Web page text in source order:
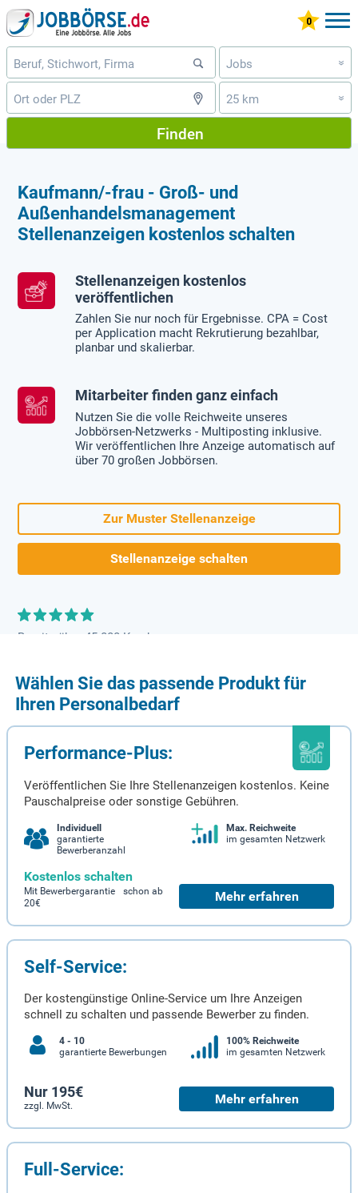
Jobs »
25 km »
Finden
Kaufmann/-frau - Groß- und
Außenhandelsmanagement
Stellenanzeigen kostenlos schalten
Stellenanzeigen kostenlos
veröffentlichen
Zahlen Sie nur noch für Ergebnisse. CPA = Cost
per Application macht Rekrutierung bezahlbar,
planbar und skalierbar.
Mitarbeiter finden ganz einfach
Nutzen Sie die volle Reichweite unseres
Jobbörsen-Netzwerks - Multiposting inklusive.
Wir veröffentlichen Ihre Anzeige automatisch auf
über 70 großen Jobbörsen.
Zur Muster Stellenanzeige
Stellenanzeige schalten
Bereits über 45.000 Kunden
Wählen Sie das passende Produkt für
Ihren Personalbedarf
Performance-Plus:
Veröffentlichen Sie Ihre Stellenanzeigen kostenlos. Keine
Pauschalpreise oder sonstige Gebühren.
Individuell
garantierte
Bewerberanzahl
Max. Reichweite
im gesamten Netzwerk
Kostenlos schalten
Mit Bewerbergarantie schon ab
20€
Mehr erfahren
Self-Service:
Der kostengünstige Online-Service um Ihre Anzeigen
schnell zu schalten und passende Bewerber zu finden.
4 - 10
garantierte Bewerbungen
100% Reichweite
im gesamten Netzwerk
Nur 195€
zzgl. MwSt. Mehr erfahren
Full-Service: